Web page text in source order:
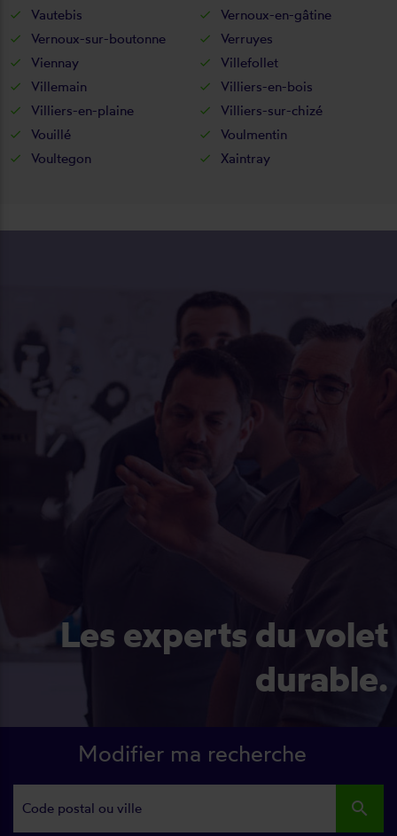
Vautebis
Vernoux-en-gâtine
Vernoux-sur-boutonne
Verruyes
Viennay
Villefollet
Villemain
Villiers-en-bois
Villiers-en-plaine
Villiers-sur-chizé
Vouillé
Voulmentin
Voultegon
Xaintray
Les experts du volet
durable.
Modifier ma recherche
search